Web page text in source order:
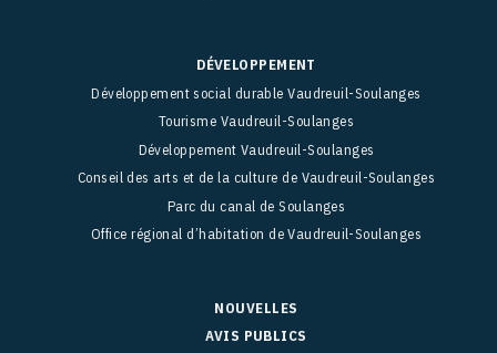
DÉVELOPPEMENT
Développement social durable Vaudreuil-Soulanges
Tourisme Vaudreuil-Soulanges
Développement Vaudreuil-Soulanges
Conseil des arts et de la culture de Vaudreuil-Soulanges
Parc du canal de Soulanges
Office régional d’habitation de Vaudreuil-Soulanges
NOUVELLES
AVIS PUBLICS